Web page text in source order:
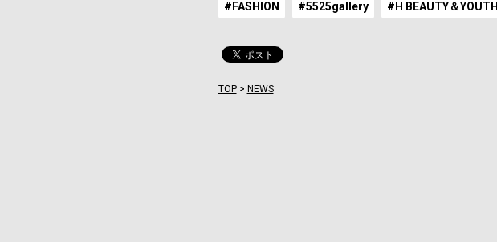
#FASHION #5525gallery #H BEAUTY＆YOUTH
TOP> NEWS